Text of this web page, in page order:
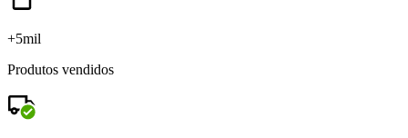
+5mil
Produtos vendidos